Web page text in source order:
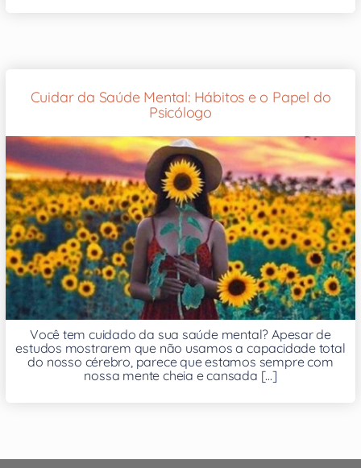
Cuidar da Saúde Mental: Hábitos e o Papel do
Psicólogo
Você tem cuidado da sua saúde mental? Apesar de
estudos mostrarem que não usamos a capacidade total
do nosso cérebro, parece que estamos sempre com
nossa mente cheia e cansada [...]